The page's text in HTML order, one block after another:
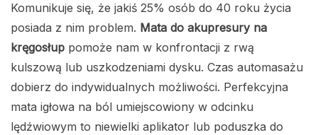
Komunikuje się, że jakiś 25% osób do 40 roku życia
posiada z nim problem. Mata do akupresury na
kręgosłup pomoże nam w konfrontacji z rwą
kulszową lub uszkodzeniami dysku. Czas automasażu
dobierz do indywidualnych możliwości. Perfekcyjna
mata igłowa na ból umiejscowiony w odcinku
lędźwiowym to niewielki aplikator lub poduszka do